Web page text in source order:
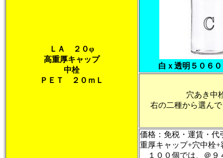
ＬＡ ２０φ
高重厚キャップ
中栓
ＰＥＴ ２０ｍＬ
白ｘ透明５０６
穴あき中
右の二種から選ん
価格：免税・運賃・
重厚キャップ+穴中
１００個では、＠９